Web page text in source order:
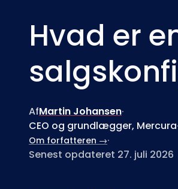
Hvad er
AfMartin Johansen·
CEO og grundlægger, Mercura·
Om forfatteren →·
Senest opdateret 27. juli 2026